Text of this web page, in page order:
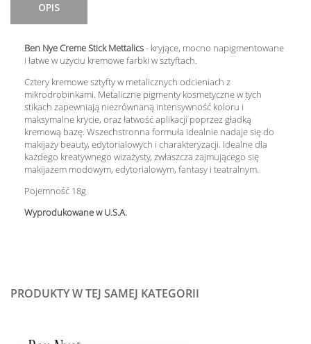
OPIS
Ben Nye Creme Stick Mettalics- kryjące, mocno napigmentowane
i łatwe w użyciu kremowe farbki w sztyftach.
Cztery kremowe sztyfty w metalicznych odcieniach z
mikrodrobinkami. Metaliczne pigmenty kosmetyczne w tych
stikach zapewniają niezrównaną intensywność koloru i
maksymalne krycie, oraz łatwość aplikacji poprzez gładką
kremową bazę. Wszechstronna formuła idealnie nadaje się do
makijaży beauty, edytorialowych i charakteryzacji. Idealne dla
każdego kreatywnego wizażysty, zwłaszcza zajmującego się
makijażem modowym, edytorialowym, fantasy i teatralnym.
Pojemność 18g
Wyprodukowane w U.S.A.
PRODUKTY W TEJ SAMEJ KATEGORII